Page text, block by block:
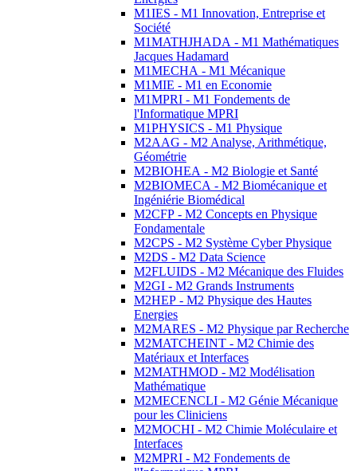
M1IES - M1 Innovation, Entreprise et
Société
M1MATHJHADA - M1 Mathématiques
Jacques Hadamard
M1MECHA - M1 Mécanique
M1MIE - M1 en Economie
M1MPRI - M1 Fondements de
l'Informatique MPRI
M1PHYSICS - M1 Physique
M2AAG - M2 Analyse, Arithmétique,
Géométrie
M2BIOHEA - M2 Biologie et Santé
M2BIOMECA - M2 Biomécanique et
Ingéniérie Biomédical
M2CFP - M2 Concepts en Physique
Fondamentale
M2CPS - M2 Système Cyber Physique
M2DS - M2 Data Science
M2FLUIDS - M2 Mécanique des Fluides
M2GI - M2 Grands Instruments
M2HEP - M2 Physique des Hautes
Energies
M2MARES - M2 Physique par Recherche
M2MATCHEINT - M2 Chimie des
Matériaux et Interfaces
M2MATHMOD - M2 Modélisation
Mathématique
M2MECENCLI - M2 Génie Mécanique
pour les Cliniciens
M2MOCHI - M2 Chimie Moléculaire et
Interfaces
M2MPRI - M2 Fondements de